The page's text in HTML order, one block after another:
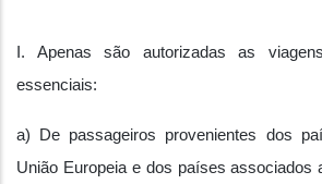
I. Apenas são autorizadas as
essenciais:
a) De passageiros provenientes dos
União Europeia e dos países associados